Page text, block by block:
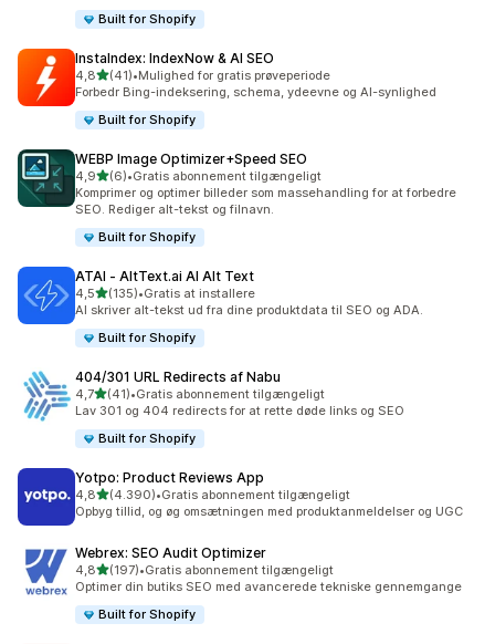
Built for Shopify
InstaIndex: IndexNow & AI SEO
4,8ud af 5 stjerner
(41)
41 anmeldelser i alt
•Mulighed for gratis prøveperiode
Forbedr Bing-indeksering, schema, ydeevne og AI-synlighed
Built for Shopify
WEBP Image Optimizer+Speed SEO
4,9ud af 5 stjerner
(6)
6 anmeldelser i alt
•Gratis abonnement tilgængeligt
Komprimer og optimer billeder som massehandling for at forbedre
SEO. Rediger alt-tekst og filnavn.
Built for Shopify
ATAI ‑ AltText.ai AI Alt Text
4,5ud af 5 stjerner
(135)
135 anmeldelser i alt
•Gratis at installere
AI skriver alt-tekst ud fra dine produktdata til SEO og ADA.
Built for Shopify
404/301 URL Redirects af Nabu
4,7ud af 5 stjerner
(41)
41 anmeldelser i alt
•Gratis abonnement tilgængeligt
Lav 301 og 404 redirects for at rette døde links og SEO
Built for Shopify
Yotpo: Product Reviews App
4,8ud af 5 stjerner
(4.390)
4390 anmeldelser i alt
•Gratis abonnement tilgængeligt
Opbyg tillid, og øg omsætningen med produktanmeldelser og UGC
Webrex: SEO Audit Optimizer
4,8ud af 5 stjerner
(197)
197 anmeldelser i alt
•Gratis abonnement tilgængeligt
Optimer din butiks SEO med avancerede tekniske gennemgange
Built for Shopify